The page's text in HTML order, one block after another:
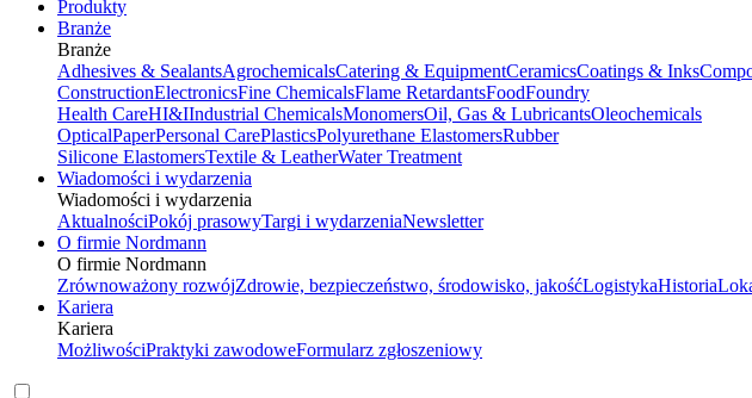
Produkty
Branże
Branże
Adhesives & SealantsAgrochemicalsCatering & EquipmentCeramicsCoatings & Inks
ConstructionElectronicsFine ChemicalsFlame RetardantsFoodFoundry
Health CareHI&IIndustrial ChemicalsMonomersOil, Gas & LubricantsOleochemicals
OpticalPaperPersonal CarePlasticsPolyurethane ElastomersRubber
Silicone ElastomersTextile & LeatherWater Treatment
Wiadomości i wydarzenia
Wiadomości i wydarzenia
AktualnościPokój prasowyTargi i wydarzeniaNewsletter
O firmie Nordmann
O firmie Nordmann
Zrównoważony rozwójZdrowie, bezpieczeństwo, środowisko, jakośćLogistykaHistoria
Kariera
Kariera
MożliwościPraktyki zawodoweFormularz zgłoszeniowy